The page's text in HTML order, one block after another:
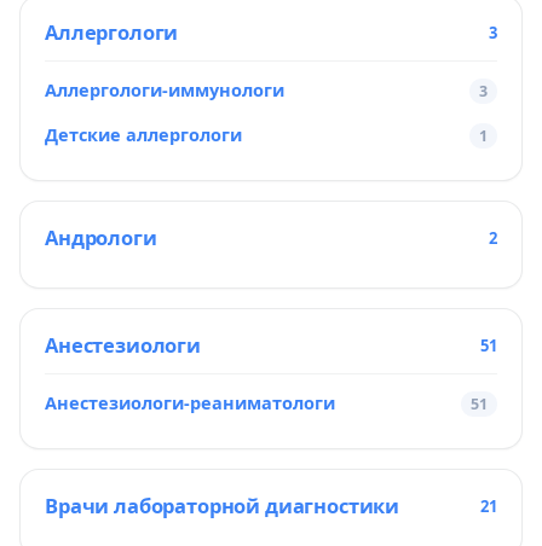
Аллергологи 3
Аллергологи-иммунологи 3
Детские аллергологи 1
Андрологи 2
Анестезиологи 51
Анестезиологи-реаниматологи 51
Врачи лабораторной диагностики 21